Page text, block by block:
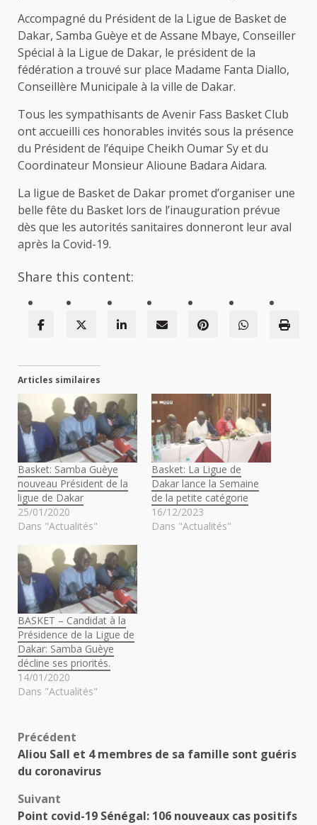
Accompagné du Président de la Ligue de Basket de
Dakar, Samba Guèye et de Assane Mbaye, Conseiller
Spécial à la Ligue de Dakar, le président de la
fédération a trouvé sur place Madame Fanta Diallo,
Conseillère Municipale à la ville de Dakar.
Tous les sympathisants de Avenir Fass Basket Club
ont accueilli ces honorables invités sous la présence
du Président de l’équipe Cheikh Oumar Sy et du
Coordinateur Monsieur Alioune Badara Aidara.
La ligue de Basket de Dakar promet d’organiser une
belle fête du Basket lors de l’inauguration prévue
dès que les autorités sanitaires donneront leur aval
après la Covid-19.
Share this content:
Articles similaires
Basket: Samba Guèye
nouveau Président de la
ligue de Dakar
25/01/2020
Dans "Actualités"
Basket: La Ligue de
Dakar lance la Semaine
de la petite catégorie
16/12/2023
Dans "Actualités"
BASKET – Candidat à la
Présidence de la Ligue de
Dakar: Samba Guèye
décline ses priorités.
14/01/2020
Dans "Actualités"
Navigation
d’article
Précédent
Aliou Sall et 4 membres de sa famille sont guéris
du coronavirus
Suivant
Point covid-19 Sénégal: 106 nouveaux cas positifs